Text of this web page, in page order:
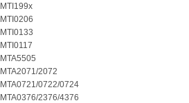
MTI199x
MTI0206
MTI0133
MTI0117
MTA5505
MTA2071/2072
MTA0721/0722/0724
MTA0376/2376/4376